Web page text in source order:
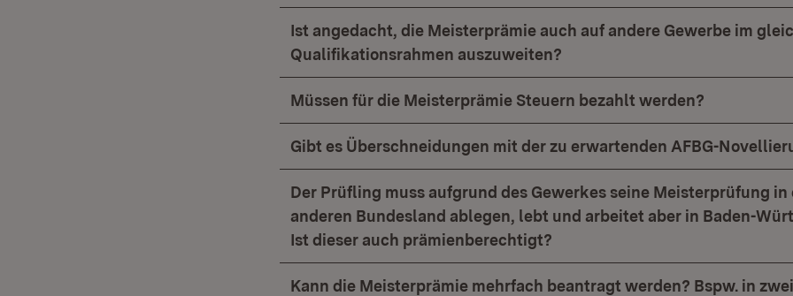
Ist angedacht, die Meisterprämie auch auf andere Gewerbe im
Qualifikationsrahmen auszuweiten?
Müssen für die Meisterprämie Steuern bezahlt werden?
Gibt es Überschneidungen mit der zu erwartenden AFBG-
Der Prüfling muss aufgrund des Gewerkes seine Meisterprüfung in
anderen Bundesland ablegen, lebt und arbeitet aber in Baden-
Ist dieser auch prämienberechtigt?
Kann die Meisterprämie mehrfach beantragt werden? Bspw. in zwei